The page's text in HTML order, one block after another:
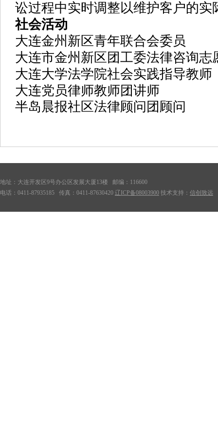
讼过程中实时调整以维护客户的实
社会活动
大连金州新区青年联合会委员
大连市金州新区团工委法律咨询志
大连大学法学院社会实践指导教师
大连党员律师教师团讲师
半岛晨报社区法律顾问团顾问
地址：大连开发区9号办公区发展大厦13楼 邮编：116600
电话：0411-87935185 传真：0411-87630420 辽ICP备08003900 技术支持： 信创致远